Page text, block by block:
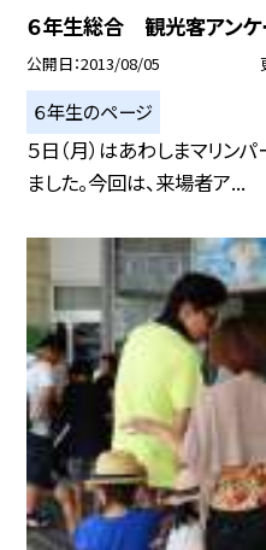
６年生総合 観光客アンケ
公開日 2013/08/05
６年生のページ
５日（月）はあわしまマリン
ました。今回は、来場者ア...